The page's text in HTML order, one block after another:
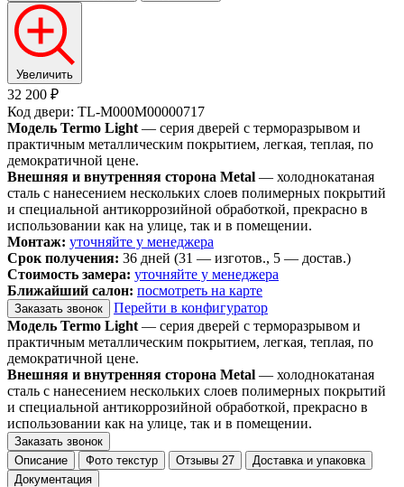
Увеличить
32 200 ₽
Код двери: TL-M000M00000717
Модель Termo Light — серия дверей с терморазрывом и
практичным металлическим покрытием, легкая, теплая, по
демократичной цене.
Внешняя и внутренняя сторона Metal — холоднокатаная
сталь с нанесением нескольких слоев полимерных покрытий
и специальной антикоррозийной обработкой, прекрасно в
использовании как на улице, так и в помещении.
Монтаж: уточняйте у менеджера
Срок получения: 36 дней (31 — изготов., 5 — достав.)
Стоимость замера: уточняйте у менеджера
Ближайший салон: посмотреть на карте
Заказать звонок
Перейти в конфигуратор
Модель Termo Light — серия дверей с терморазрывом и
практичным металлическим покрытием, легкая, теплая, по
демократичной цене.
Внешняя и внутренняя сторона Metal — холоднокатаная
сталь с нанесением нескольких слоев полимерных покрытий
и специальной антикоррозийной обработкой, прекрасно в
использовании как на улице, так и в помещении.
Заказать звонок
Описание
Фото текстур Отзывы 27
Доставка и упаковка
Документация